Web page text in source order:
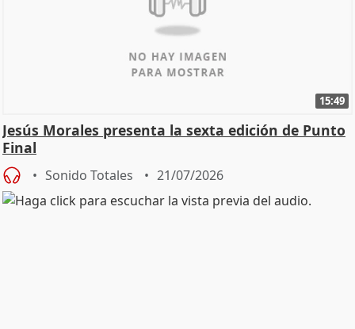
15:49
Jesús Morales presenta la sexta edición de Punto
Final
Sonido Totales 21/07/2026